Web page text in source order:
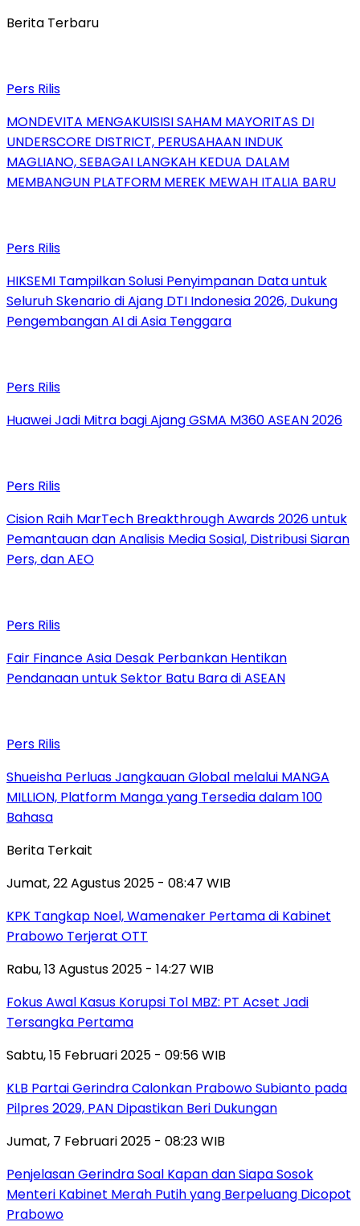
Berita Terbaru
Pers Rilis
MONDEVITA MENGAKUISISI SAHAM MAYORITAS DI
UNDERSCORE DISTRICT, PERUSAHAAN INDUK
MAGLIANO, SEBAGAI LANGKAH KEDUA DALAM
MEMBANGUN PLATFORM MEREK MEWAH ITALIA BARU
Pers Rilis
HIKSEMI Tampilkan Solusi Penyimpanan Data untuk
Seluruh Skenario di Ajang DTI Indonesia 2026, Dukung
Pengembangan AI di Asia Tenggara
Pers Rilis
Huawei Jadi Mitra bagi Ajang GSMA M360 ASEAN 2026
Pers Rilis
Cision Raih MarTech Breakthrough Awards 2026 untuk
Pemantauan dan Analisis Media Sosial, Distribusi Siaran
Pers, dan AEO
Pers Rilis
Fair Finance Asia Desak Perbankan Hentikan
Pendanaan untuk Sektor Batu Bara di ASEAN
Pers Rilis
Shueisha Perluas Jangkauan Global melalui MANGA
MILLION, Platform Manga yang Tersedia dalam 100
Bahasa
Berita Terkait
Jumat, 22 Agustus 2025 - 08:47 WIB
KPK Tangkap Noel, Wamenaker Pertama di Kabinet
Prabowo Terjerat OTT
Rabu, 13 Agustus 2025 - 14:27 WIB
Fokus Awal Kasus Korupsi Tol MBZ: PT Acset Jadi
Tersangka Pertama
Sabtu, 15 Februari 2025 - 09:56 WIB
KLB Partai Gerindra Calonkan Prabowo Subianto pada
Pilpres 2029, PAN Dipastikan Beri Dukungan
Jumat, 7 Februari 2025 - 08:23 WIB
Penjelasan Gerindra Soal Kapan dan Siapa Sosok
Menteri Kabinet Merah Putih yang Berpeluang Dicopot
Prabowo